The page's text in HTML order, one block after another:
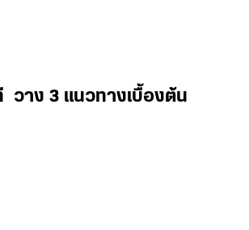
วาง 3 แนวทางเบื้องต้น